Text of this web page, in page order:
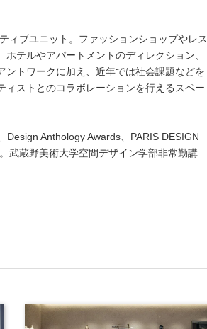
ィブユニット。ファッションショップやレス
テルやアパートメントのディレクション、
トワークに加え、近年では社会課題などを
ストとのコラボレーションを⾏えるスペー
Anthology Awards、PARIS DESIGN
武蔵野美術大学空間デザイン学部非常勤講